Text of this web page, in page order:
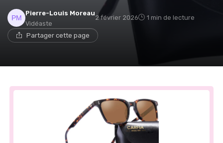
Pierre-Louis Moreau
Vidéaste
2 février 2026 1 min de lecture
Partager cette page